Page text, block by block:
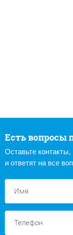
Есть вопросы
Оставьте
и ответят на все